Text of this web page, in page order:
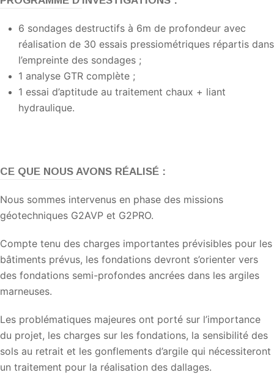
6 sondages destructifs à 6m de profondeur avec
réalisation de 30 essais pressiométriques répartis dans
l’empreinte des sondages ;
1 analyse GTR complète ;
1 essai d’aptitude au traitement chaux + liant
hydraulique.
CE QUE NOUS AVONS RÉALISÉ :
Nous sommes intervenus en phase des missions
géotechniques G2AVP et G2PRO.
Compte tenu des charges importantes prévisibles pour les
bâtiments prévus, les fondations devront s’orienter vers
des fondations semi-profondes ancrées dans les argiles
marneuses.
Les problématiques majeures ont porté sur l’importance
du projet, les charges sur les fondations, la sensibilité des
sols au retrait et les gonflements d’argile qui nécessiteront
un traitement pour la réalisation des dallages.